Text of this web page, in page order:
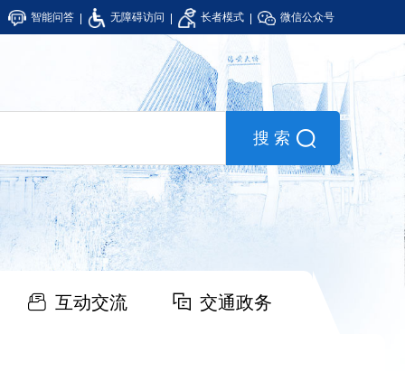
智能问答 无障碍访问 长者模式 微信公众号
互动交流 交通政务